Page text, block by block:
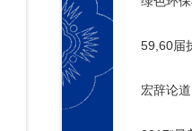
59,60届
宏辞论